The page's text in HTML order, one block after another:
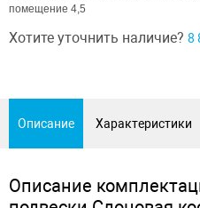
помещение 4,5
Хотите уточнить наличие? 8
Описание Характеристики
Описание